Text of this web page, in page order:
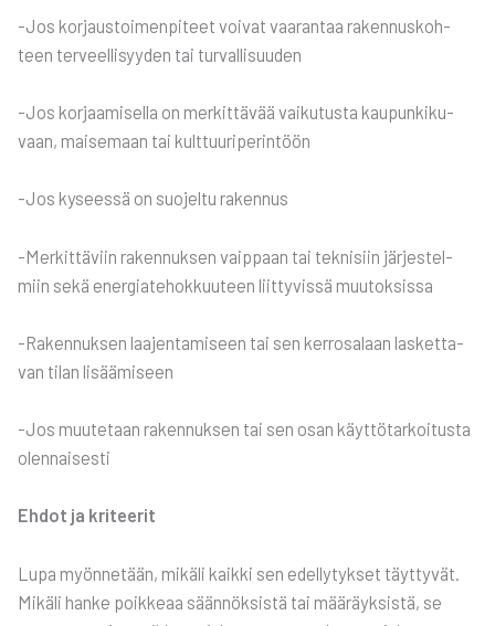
-Jos kor­jaus­toi­men­pi­teet voi­vat vaa­ran­taa raken­nus­koh­
teen ter­veel­li­syy­den tai tur­val­li­suu­den
-Jos kor­jaa­mi­sel­la on mer­kit­tä­vää vai­ku­tus­ta kau­pun­ki­ku­
vaan, mai­se­maan tai kult­tuu­ri­pe­rin­töön
-Jos kysees­sä on suo­jel­tu raken­nus
-Mer­kit­tä­viin raken­nuk­sen vaip­paan tai tek­ni­siin jär­jes­tel­
miin sekä ener­gia­te­hok­kuu­teen liit­ty­vis­sä muu­tok­sis­sa
-Raken­nuk­sen laa­jen­ta­mi­seen tai sen ker­ro­sa­laan las­ket­ta­
van tilan lisää­mi­seen
-Jos muu­te­taan raken­nuk­sen tai sen osan käyt­tö­tar­koi­tus­ta
olen­nai­ses­ti
Ehdot ja kri­tee­rit
Lupa myön­ne­tään, mikä­li kaik­ki sen edel­ly­tyk­set täyt­ty­vät.
Mikä­li han­ke poik­ke­aa sään­nök­sis­tä tai mää­räyk­sis­tä, se